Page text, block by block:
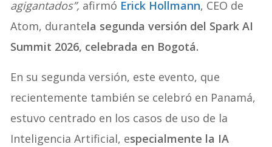
agigantados”, afirmó Erick Hollmann, CEO de
Atom, durantela segunda versión del Spark AI
Summit 2026, celebrada en Bogotá.
En su segunda versión, este evento, que
recientemente también se celebró en Panamá,
estuvo centrado en los casos de uso de la
Inteligencia Artificial, especialmente la IA